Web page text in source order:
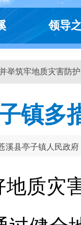
领导
举筑牢地质灾害防
镇多
溪县亭子镇人民政府
地质灾